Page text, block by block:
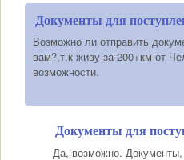
Документы для
Возможно ли отправить
вам?,т.к живу за 200+км от
возможности.
Документы для
Да, возможно.